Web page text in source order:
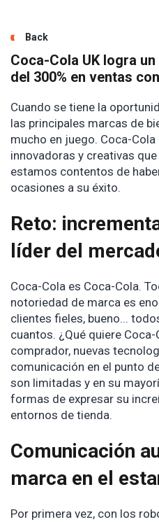
Back
Coca-Cola UK logra
del 300% en ventas
Cuando se tiene la
las principales marcas de
mucho en juego. Coca-
innovadoras y creativas
estamos contentos de
ocasiones a su éxito.
Reto:
líder del
Coca-Cola es Coca-Cola.
notoriedad de marca es
clientes fieles, bueno...
cuantos. ¿Qué quiere
comprador, nuevas
comunicación en el punto
son limitadas y en su
formas de expresar su
entornos de tienda.
Comunicación
marca en el
Por primera vez, con los